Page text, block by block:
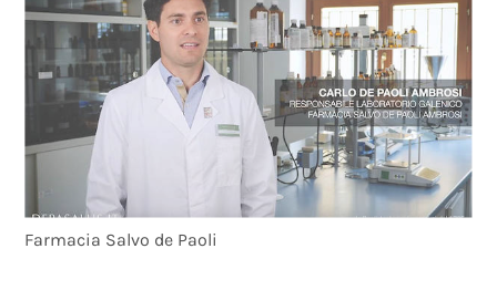
Farmacia Salvo de Paoli